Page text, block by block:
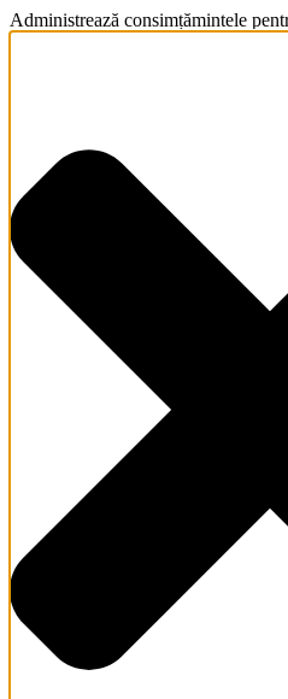
Administrează consimțămintele